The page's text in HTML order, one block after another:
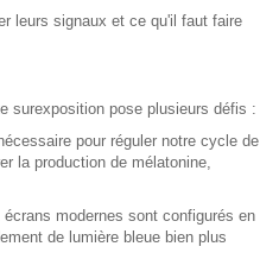
leurs signaux et ce qu'il faut faire
surexposition pose plusieurs défis :
pour réguler notre cycle de
la production de mélatonine,
écrans modernes sont configurés en
de lumière bleue bien plus